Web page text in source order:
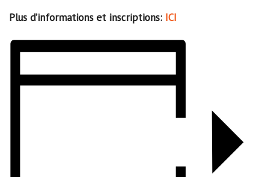
Plus d’informations et inscriptions: ICI